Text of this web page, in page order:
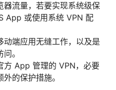
器流量，若要实现系统级保
App 或使用系统 VPN 配
动端应用无缝工作，以及是
。
方 App 管理的 VPN，必要
的保护措施。